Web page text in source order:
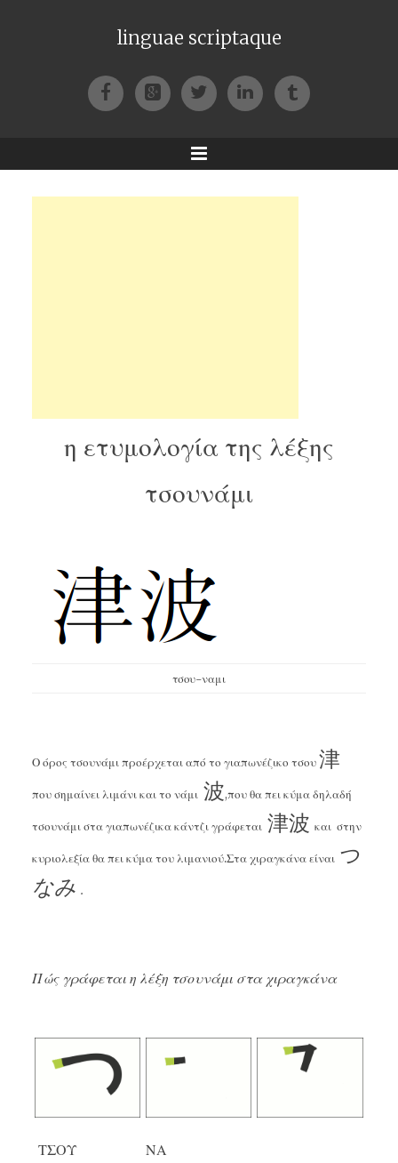
linguae scriptaque
FacebookGoogle+TwitterLinkedIn
Tumblr
Menu
η ετυμολογία της λέξης
τσουνάμι
τσου-ναμι
Ο όρος τσουνάμι προέρχεται από το γιαπωνέζικο τσου津
που σημαίνει λιμάνι και το νάμι 波,που θα πει κύμα δηλαδή
τσουνάμιστα γιαπωνέζικα κάντζιγράφεται 津波 και στην
κυριολεξία θα πει κύμα του λιμανιού.Στα χιραγκάνα είναι つ
なみ .
Πώς γράφεται η λέξη τσουνάμι στα χιραγκάνα
ΤΣΟΥ
ΝΑ